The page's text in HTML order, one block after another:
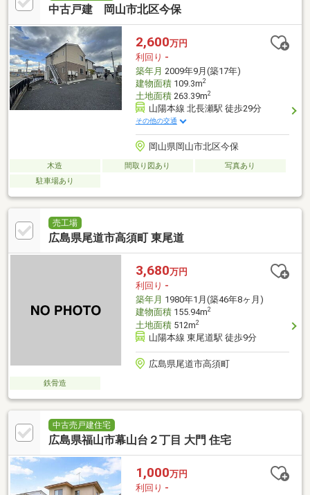
中古戸建 岡山市北区今保
2,600万円
利回り -
築年月 2009年9月(築17年)
建物面積109.3m2
土地面積263.39m2
山陽本線 北長瀬駅 徒歩29分
その他の交通
岡山県岡山市北区今保
木造 間取り図あり
写真あり
駐車場あり
売工場
広島県尾道市高須町 東尾道
3,680万円
利回り -
築年月 1980年1月(築46年8ヶ月)
建物面積155.94m2
土地面積512m2
山陽本線 東尾道駅 徒歩9分
広島県尾道市高須町
鉄骨造
中古売戸建住宅
広島県福山市幕山台２丁目 大門 住宅
1,000万円
利回り -